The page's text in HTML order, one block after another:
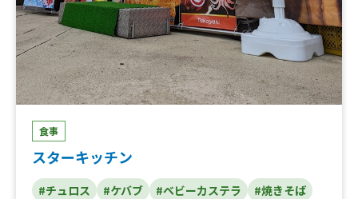
食事
スターキッチン
#チュロス #ケバブ #ベビーカステラ
#焼きそば